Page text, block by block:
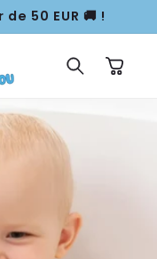
50 EUR 🚚 !
Panier